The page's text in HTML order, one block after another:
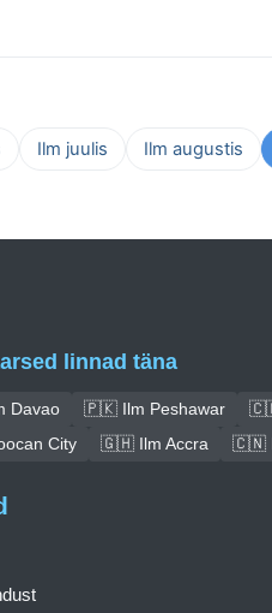
Ilm juulis Ilm augustis
linnad täna
🇵🇰 Ilm Peshawar
City 🇬🇭 Ilm Accra 🇨🇳